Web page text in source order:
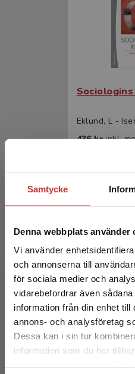
Samtycke
Denna webbplats använder
Vi använder
och annonserna till
för sociala medier och
vidarebefordrar även
information från din enhet till
annons- och analysföretag
Dessa kan i sin tur
information som du har
Begränsad
Det verkar som att du
studentlitteratur.se via
Eklund, L -
436 krinkl.
Eklund, L -
261 krinkl.
Exkl. moms: